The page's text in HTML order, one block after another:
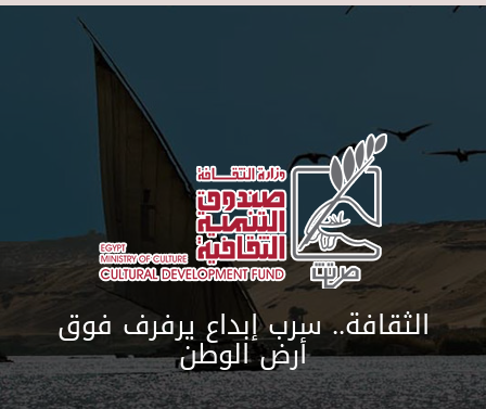
Skip to main content
الثقافة.. سرب إبداع يرفرف فوق
أرض الوطن